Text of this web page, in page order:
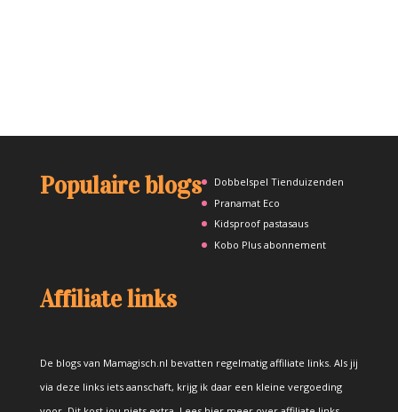
Populaire blogs
Dobbelspel Tienduizenden
Pranamat Eco
Kidsproof pastasaus
Kobo Plus abonnement
Affiliate links
De blogs van Mamagisch.nl bevatten regelmatig affiliate links. Als jij
via deze links iets aanschaft, krijg ik daar een kleine vergoeding